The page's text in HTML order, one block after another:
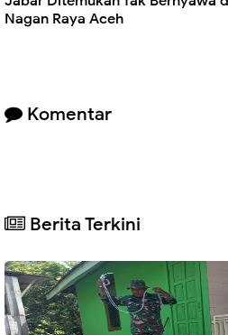
Nagan Raya Aceh
Komentar
Berita Terkini